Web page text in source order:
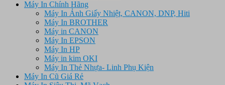
Máy In Chính Hãng
Máy In Ảnh Giấy Nhiệt, CANON, DNP, Hiti
Máy In BROTHER
Máy in CANON
Máy In EPSON
Máy In HP
Máy in kim OKI
Máy In Thẻ Nhựa- Linh Phụ Kiện
Máy In Cũ Giá Rẻ